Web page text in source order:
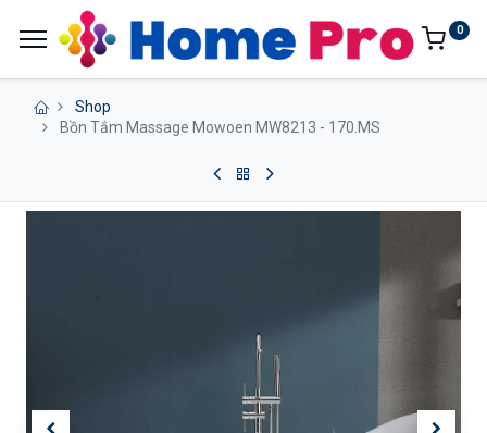
0
Shop
Bồn Tắm Massage Mowoen MW8213 - 170.MS